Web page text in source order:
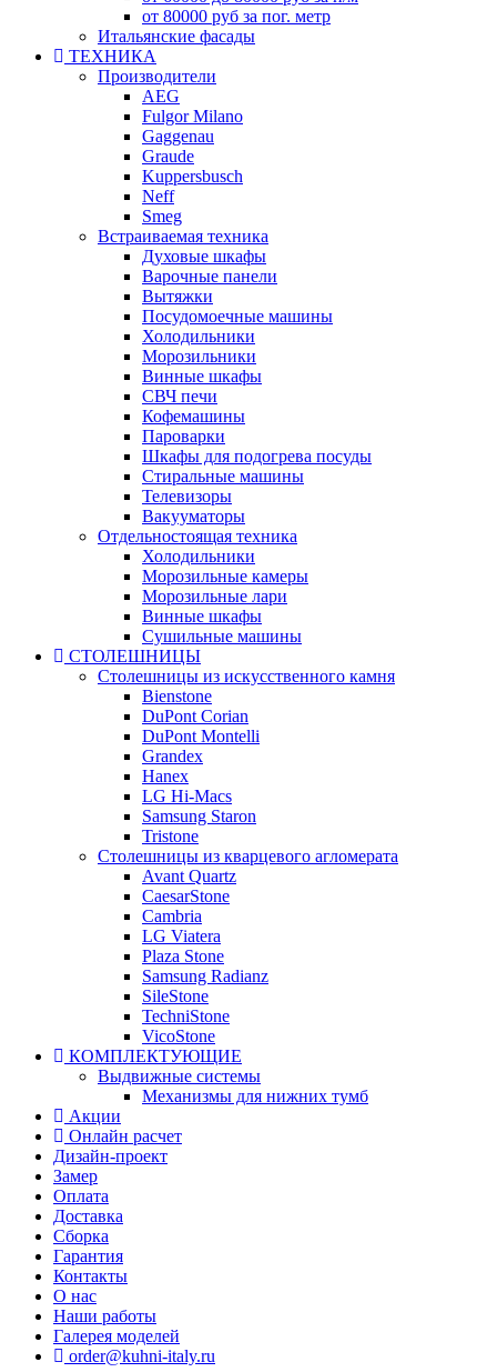
от 80000 руб за пог. метр
Итальянские фасады
ТЕХНИКА
Производители
AEG
Fulgor Milano
Gaggenau
Graude
Kuppersbusch
Neff
Smeg
Встраиваемая техника
Духовые шкафы
Варочные панели
Вытяжки
Посудомоечные машины
Холодильники
Морозильники
Винные шкафы
СВЧ печи
Кофемашины
Пароварки
Шкафы для подогрева посуды
Стиральные машины
Телевизоры
Вакууматоры
Отдельностоящая техника
Холодильники
Морозильные камеры
Морозильные лари
Винные шкафы
Сушильные машины
СТОЛЕШНИЦЫ
Столешницы из искусственного камня
Bienstone
DuPont Corian
DuPont Montelli
Grandex
Hanex
LG Hi-Macs
Samsung Staron
Tristone
Столешницы из кварцевого агломерата
Avant Quartz
CaesarStone
Cambria
LG Viatera
Plaza Stone
Samsung Radianz
SileStone
TechniStone
VicoStone
КОМПЛЕКТУЮЩИЕ
Выдвижные системы
Механизмы для нижних тумб
Акции
Онлайн расчет
Дизайн-проект
Замер
Оплата
Доставка
Сборка
Гарантия
Контакты
О нас
Наши работы
Галерея моделей
order@kuhni-italy.ru